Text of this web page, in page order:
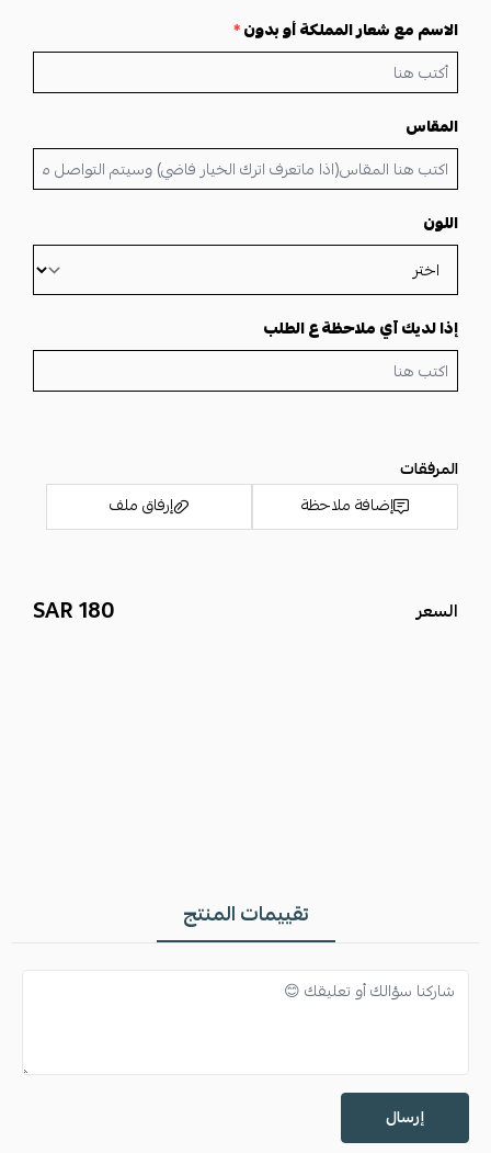
• تفصيل الاسم حسب الطلب
• متوفر الون الذهبي معدنه فضه ايطالي عيار 925 مع طلاء الذهب
• متوفر الون الفضي معدنه فضه ايطالي عيار 925 بدون طلاء الذهب
• متوفر اكثر من لون للكتابه
( ذهبي - اسود - فضي - حفر بدون لون)
إذا ما تعرف مقاسك اترك خيار المقاس فارغ وسيتم التواصل معك
واتساب بعد اكمالك للطلب ليتم التوضيح لك كيف تعرف مقاسك ونبدا في
الاسم مع شعار المملكة أو بدون*
المقاس
اللون
إذا لديك آي ملاحظة ع الطلب
المرفقات
إضافة ملاحظة
إرفاق ملف
السعر 180 SAR
تقييمات المنتج
إرسال